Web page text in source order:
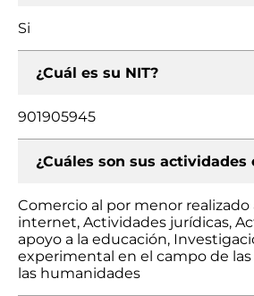
Si
¿Cuál es su NIT?
901905945
¿Cuáles son sus actividades
Comercio al por menor realizado
internet, Actividades jurídicas,
apoyo a la educación,
experimental en el campo de las
las humanidades